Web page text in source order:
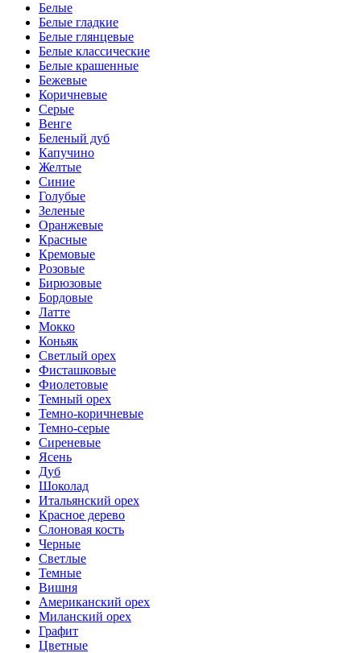
Белые
Белые гладкие
Белые глянцевые
Белые классические
Белые крашенные
Бежевые
Коричневые
Серые
Венге
Беленый дуб
Капучино
Желтые
Синие
Голубые
Зеленые
Оранжевые
Красные
Кремовые
Розовые
Бирюзовые
Бордовые
Латте
Мокко
Коньяк
Светлый орех
Фисташковые
Фиолетовые
Темный орех
Темно-коричневые
Темно-серые
Сиреневые
Ясень
Дуб
Шоколад
Итальянский орех
Красное дерево
Слоновая кость
Черные
Светлые
Темные
Вишня
Американский орех
Миланский орех
Графит
Цветные